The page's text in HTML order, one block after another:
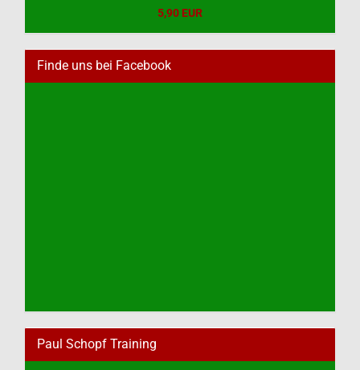
5,90 EUR
Finde uns bei Facebook
Paul Schopf Training